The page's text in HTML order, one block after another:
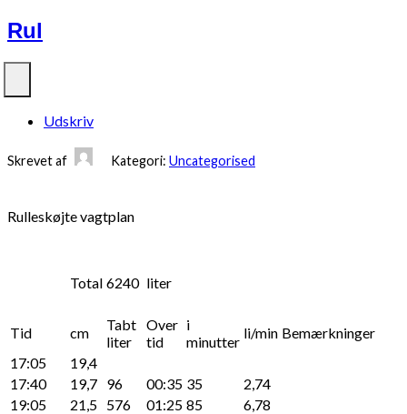
Rul
Udskriv
Skrevet af Kategori: Uncategorised
Rulleskøjte vagtplan
Total 6240 liter
Tid cm
Tabt
liter
Over
tid
i
minutter
li/min Bemærkninger
17:05
19,4
17:40
19,7 96 00:35 35
2,74
19:05
21,5 576 01:25 85
6,78